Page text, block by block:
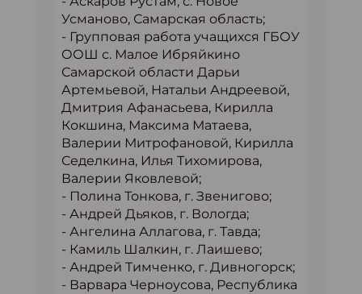
Усманово, Самарская область;
- Групповая работа учащихся ГБОУ
ООШ с. Малое Ибряйкино
Самарской области Дарьи
Артемьевой, Натальи Андреевой,
Дмитрия Афанасьева, Кирилла
Кокшина, Максима Матаева,
Валерии Митрофановой, Кирилла
Седелкина, Илья Тихомирова,
Валерии Яковлевой;
- Полина Тонкова, г. Звенигово;
- Андрей Дьяков, г. Вологда;
- Ангелина Аллагова, г. Тавда;
- Камиль Шалкин, г. Лаишево;
- Андрей Тимченко, г. Дивногорск;
- Варвара Черноусова, Республика